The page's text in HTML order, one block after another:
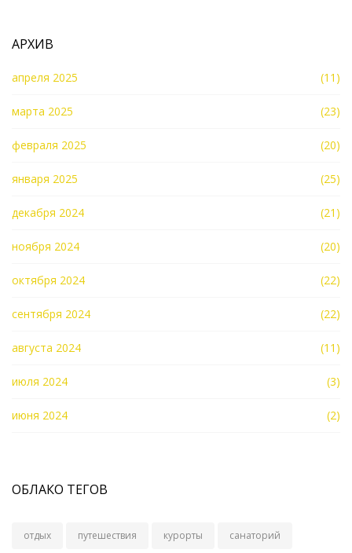
АРХИВ
апреля 2025 (11)
марта 2025 (23)
февраля 2025 (20)
января 2025 (25)
декабря 2024 (21)
ноября 2024 (20)
октября 2024 (22)
сентября 2024 (22)
августа 2024 (11)
июля 2024 (3)
июня 2024 (2)
ОБЛАКО ТЕГОВ
отдых путешествия курорты санаторий